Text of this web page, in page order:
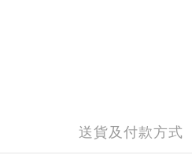
送貨及付款方式